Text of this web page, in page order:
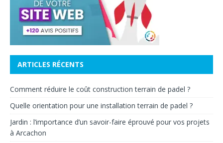
ARTICLES RÉCENTS
Comment réduire le coût construction terrain de padel ?
Quelle orientation pour une installation terrain de padel ?
Jardin : l’importance d’un savoir-faire éprouvé pour vos projets
à Arcachon